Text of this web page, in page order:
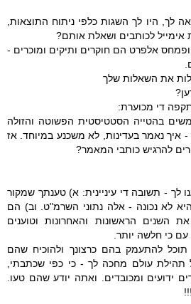
לך, היו לך השגות כלפי ניתוח התוצאות,
לכותבים ושאלת אותם?
ופמחס אלפרט הם חוקרים ותיקים ומוכרים -
את השאלות שלך
די מכוערת:
בהטייה הסטטיסטית הפשוטה והזולה
איך נאמר בעדינות, לא משכנע במיוחד. אז
להרגיש כותבי המאמר?
לך - תשובה די עיניינית: א) טענתך שמקור
לא נכונה - אלה נתוני השרמ"ט. וב) הם
השנים הראשונות והאחרונות וטוענים
כי חלשה יותר.
תוכל להתעמק בהם כרצונך ולהוכיח שהם
תהילת עולם מחכה לך - כי כפי שכתבתי,
ידועים ומכובדים. ואתה יודע שהם טעו.